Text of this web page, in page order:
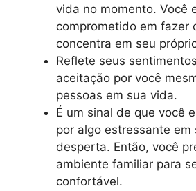
vida no momento. Você
comprometido em fazer
concentra em seu
Reflete seus
aceitação por você
pessoas em sua vida.
É um sinal de que você
por algo estressante em
desperta. Então, você
ambiente familiar para
confortável.